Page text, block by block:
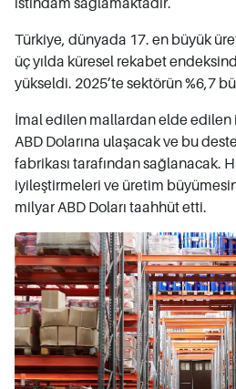
Türkiye, dünyada 17. en büyük
üç yılda küresel rekabet
yükseldi. 2025’te sektörün %6,7
İmal edilen mallardan elde
ABD Dolarına ulaşacak ve bu
fabrikası tarafından sağlanacak.
iyileştirmeleri ve üretim
milyar ABD Doları taahhüt etti.